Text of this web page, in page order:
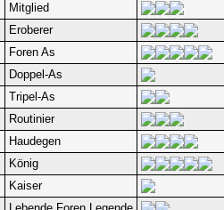
Mitglied
Eroberer
Foren As
Doppel-As
Tripel-As
Routinier
Haudegen
König
Kaiser